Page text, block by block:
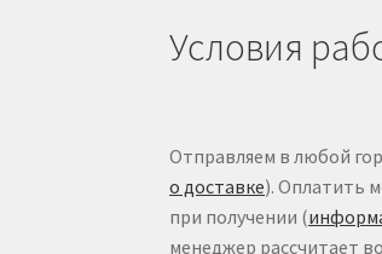
Условия
Отправляем в любой
о доставке). Оплатить
при получении (
менеджер рассчитает